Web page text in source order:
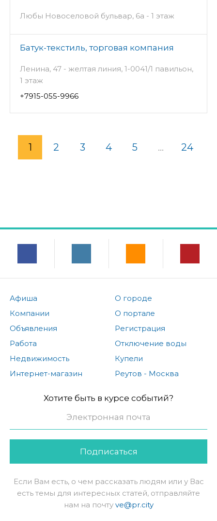
Любы Новоселовой бульвар, 6а - 1 этаж
Батук-текстиль, торговая компания
Ленина, 47 - желтая линия, 1-0041/1 павильон,
1 этаж
+7915-055-9966
1 2 3 4 5 ... 24
Афиша
Компании
Объявления
Работа
Недвижимость
Интернет-магазин
О городе
О портале
Регистрация
Отключение воды
Купели
Реутов - Москва
Хотите быть в курсе событий?
Подписаться
Если Вам есть, о чем рассказать людям или у Вас
есть темы для интересных статей, отправляйте
нам на почту ve@pr.city